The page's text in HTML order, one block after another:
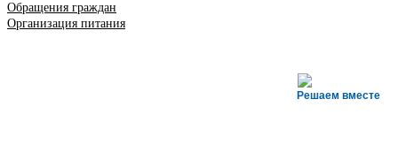
Обращения граждан
Организация питания
Решаем вместе